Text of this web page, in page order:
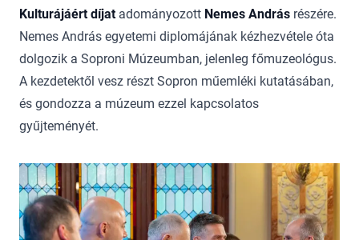
Kulturájáért díjat adományozott Nemes András részére.
Nemes András egyetemi diplomájának kézhezvétele óta
dolgozik a Soproni Múzeumban, jelenleg főmuzeológus.
A kezdetektől vesz részt Sopron műemléki kutatásában,
és gondozza a múzeum ezzel kapcsolatos
gyűjteményét.